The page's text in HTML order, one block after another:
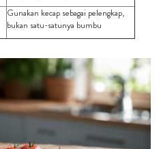
Gunakan kecap sebagai pelengkap,
bukan satu-satunya bumbu